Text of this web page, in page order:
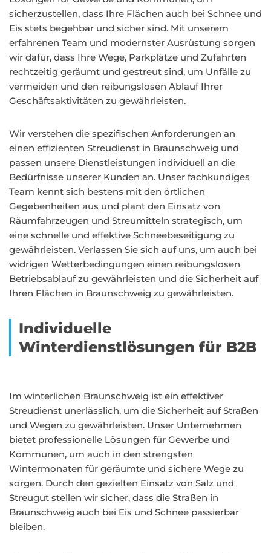
sicherzustellen, dass Ihre Flächen auch bei Schnee und
Eis stets begehbar und sicher sind. Mit unserem
erfahrenen Team und modernster Ausrüstung sorgen
wir dafür, dass Ihre Wege, Parkplätze und Zufahrten
rechtzeitig geräumt und gestreut sind, um Unfälle zu
vermeiden und den reibungslosen Ablauf Ihrer
Geschäftsaktivitäten zu gewährleisten.
Wir verstehen die spezifischen Anforderungen an
einen effizienten Streudienst in Braunschweig und
passen unsere Dienstleistungen individuell an die
Bedürfnisse unserer Kunden an. Unser fachkundiges
Team kennt sich bestens mit den örtlichen
Gegebenheiten aus und plant den Einsatz von
Räumfahrzeugen und Streumitteln strategisch, um
eine schnelle und effektive Schneebeseitigung zu
gewährleisten. Verlassen Sie sich auf uns, um auch bei
widrigen Wetterbedingungen einen reibungslosen
Betriebsablauf zu gewährleisten und die Sicherheit auf
Ihren Flächen in Braunschweig zu gewährleisten.
Individuelle
Winterdienstlösungen für B2B
Im winterlichen Braunschweig ist ein effektiver
Streudienst unerlässlich, um die Sicherheit auf Straßen
und Wegen zu gewährleisten. Unser Unternehmen
bietet professionelle Lösungen für Gewerbe und
Kommunen, um auch in den strengsten
Wintermonaten für geräumte und sichere Wege zu
sorgen. Durch den gezielten Einsatz von Salz und
Streugut stellen wir sicher, dass die Straßen in
Braunschweig auch bei Eis und Schnee passierbar
bleiben.